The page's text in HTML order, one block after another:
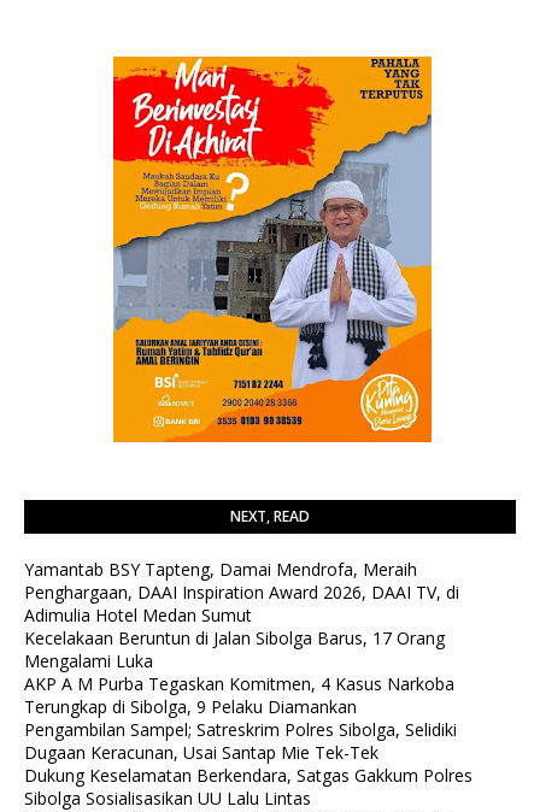
NEXT, READ
Yamantab BSY Tapteng, Damai Mendrofa, Meraih
Penghargaan, DAAI Inspiration Award 2026, DAAI TV, di
Adimulia Hotel Medan Sumut
Kecelakaan Beruntun di Jalan Sibolga Barus, 17 Orang
Mengalami Luka
AKP A M Purba Tegaskan Komitmen, 4 Kasus Narkoba
Terungkap di Sibolga, 9 Pelaku Diamankan
Pengambilan Sampel; Satreskrim Polres Sibolga, Selidiki
Dugaan Keracunan, Usai Santap Mie Tek-Tek
Dukung Keselamatan Berkendara, Satgas Gakkum Polres
Sibolga Sosialisasikan UU Lalu Lintas